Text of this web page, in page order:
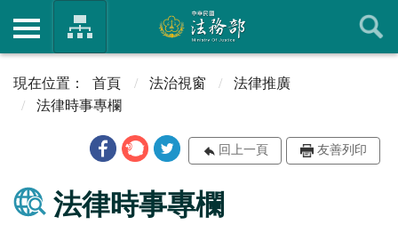
首頁 法治視窗
法律推廣
法律時事專欄
回上一頁 友善列印
法律時事專欄